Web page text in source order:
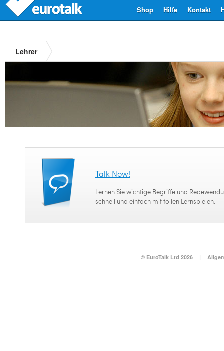
Kontakt
Hilfe
Shop
Lehrer
Talk Now!
Lernen Sie wichtige Begriffe und
schnell und einfach mit tollen Lernspielen.
© EuroTalk Ltd 2026 |